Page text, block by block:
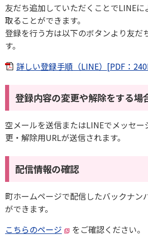
友だち追加していただくことでLINE
取ることができます。
登録を行う方は以下のボタンより友だ
す。
詳しい登録手順（LINE）[PDF：
登録内容の変更や解除をする場
空メールを送信またはLINEでメッセー
更・解除用URLが送信されます。
配信情報の確認
町ホームページで配信したバックナン
ができます。
こちらのページ
をご確認ください。